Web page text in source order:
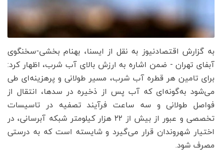
به گزارش اقتصادنیوز به نقل از ایسنا، بهنام بخشی-سخنگوی
آبفای تهران - ضمن اشاره به ارزش بالای آب شرب، اظهار کرد:
برای تامین هر قطره آب شرب، مسیر طولانی و پرهزینه‌ای طی
می‌شود به‌گونه‌ای که آب پس از ذخیره در سدها، انتقال از
فواصل طولانی و سه ساعت فرآیند تصفیه در تاسیسات
تخصصی و عبور از بیش از ۲۲ هزار کیلومتر شبکه آبرسانی، در
اختیار شهروندان قرار می‌گیرد و شایسته است که به درستی
مصرف شود.